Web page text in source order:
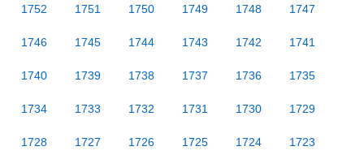
1752 1751 1750 1749 1748 1747
1746 1745 1744 1743 1742 1741
1740 1739 1738 1737 1736 1735
1734 1733 1732 1731 1730 1729
1728 1727 1726 1725 1724 1723